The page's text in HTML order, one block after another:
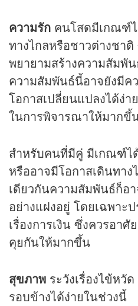
ความรัก คนโสดมีเกณฑ์
ทางไกลหรือชาวต่างชา
พยายามสร้างความสัมพั
ความสัมพันธ์นี้อาจยังมี
โอกาสเปลี่ยนแปลงได้ง่
ในการพิจารณาให้มากขึ้
สำหรับคนที่มีคู่ มีเกณฑ์ไ
หรืออาจมีโอกาสเดินทา
เดียวกันความสัมพันธ์ก็อ
อย่างแฝงอยู่ โดยเฉพาะ
เรื่องการเงิน ซึ่งควรอา
คุยกันให้มากขึ้น
สุขภาพ ระวังเรื่องไข้หวั
รอบข้างได้ง่ายในช่วงนี้